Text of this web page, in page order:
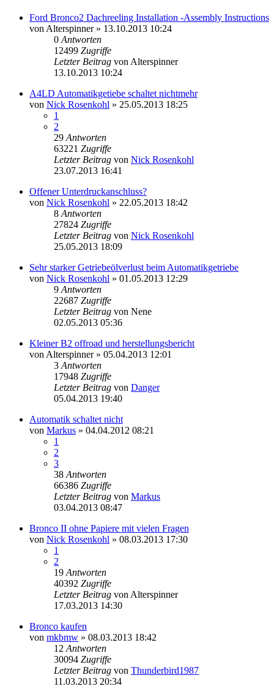
Ford Bronco2 Dachreeling Installation -Assembly Instructions
von Alterspinner» 13.10.2013 10:24
0 Antworten
12499 Zugriffe
Letzter Beitrag von Alterspinner
13.10.2013 10:24
A4LD Automatikgetiebe schaltet nichtmehr
von Nick Rosenkohl » 25.05.2013 18:25
1
2
29 Antworten
63221 Zugriffe
Letzter Beitrag von Nick Rosenkohl
23.07.2013 16:41
Offener Unterdruckanschluss?
von Nick Rosenkohl » 22.05.2013 18:42
8 Antworten
27824 Zugriffe
Letzter Beitrag von Nick Rosenkohl
25.05.2013 18:09
Sehr starker Getriebeölverlust beim Automatikgetriebe
von Nick Rosenkohl » 01.05.2013 12:29
9 Antworten
22687 Zugriffe
Letzter Beitrag von Nene
02.05.2013 05:36
Kleiner B2 offroad und herstellungsbericht
von Alterspinner» 05.04.2013 12:01
3 Antworten
17948 Zugriffe
Letzter Beitrag von Danger
05.04.2013 19:40
Automatik schaltet nicht
von Markus » 04.04.2012 08:21
1
2
3
38 Antworten
66386 Zugriffe
Letzter Beitrag von Markus
03.04.2013 08:47
Bronco II ohne Papiere mit vielen Fragen
von Nick Rosenkohl » 08.03.2013 17:30
1
2
19 Antworten
40392 Zugriffe
Letzter Beitrag von Alterspinner
17.03.2013 14:30
Bronco kaufen
von mkbmw » 08.03.2013 18:42
12 Antworten
30094 Zugriffe
Letzter Beitrag von Thunderbird1987
11.03.2013 20:34